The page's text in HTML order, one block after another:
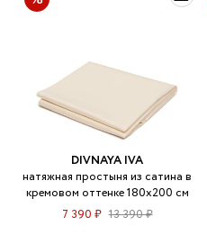
DIVNAYA IVA
натяжная простыня из сатина в
кремовом оттенке 180х200 см
7 390 ₽ 13 390 ₽